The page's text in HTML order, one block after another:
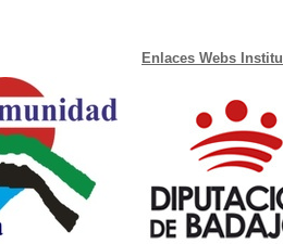
Enlaces Webs